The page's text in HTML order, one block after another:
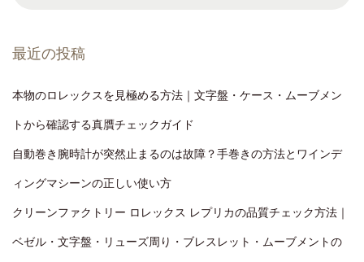
最近の投稿
本物のロレックスを見極める方法｜文字盤・ケース・ムーブメン
トから確認する真贋チェックガイド
自動巻き腕時計が突然止まるのは故障？手巻きの方法とワインデ
ィングマシーンの正しい使い方
クリーンファクトリー ロレックス レプリカの品質チェック方法｜
ベゼル・文字盤・リューズ周り・ブレスレット・ムーブメントの